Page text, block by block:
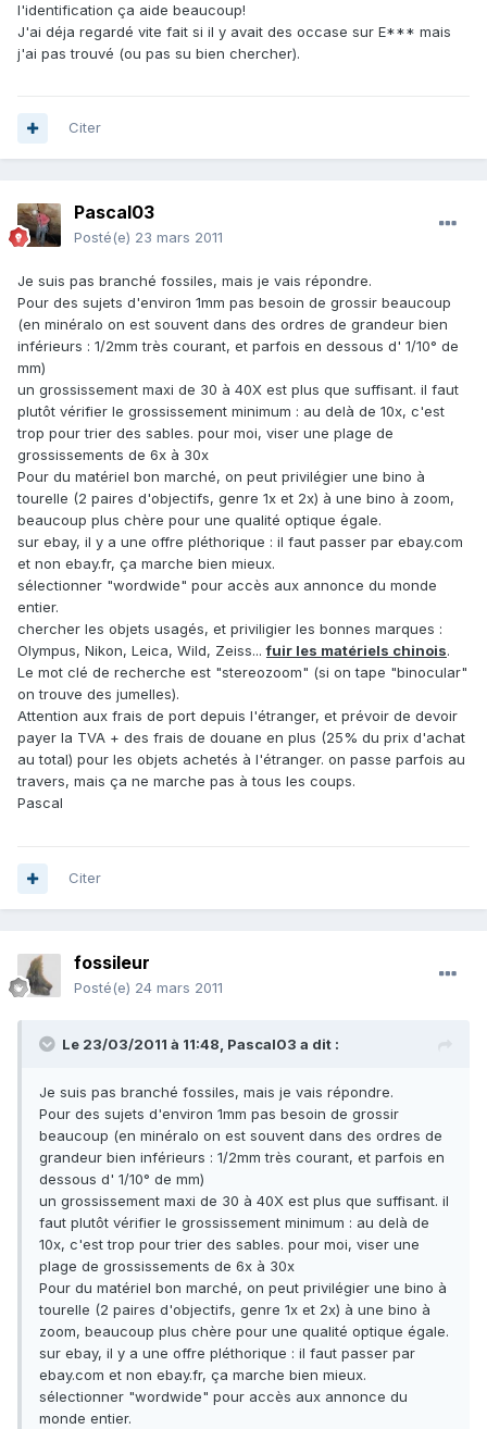
l'identification ça aide beaucoup!
J'ai déja regardé vite fait si il y avait des occase sur E*** mais
j'ai pas trouvé (ou pas su bien chercher).
Citer
Pascal03
Posté(e) 23 mars 2011
Je suis pas branché fossiles, mais je vais répondre.
Pour des sujets d'environ 1mm pas besoin de grossir beaucoup
(en minéralo on est souvent dans des ordres de grandeur bien
inférieurs : 1/2mm très courant, et parfois en dessous d' 1/10° de
mm)
un grossissement maxi de 30 à 40X est plus que suffisant. il faut
plutôt vérifier le grossissement minimum : au delà de 10x, c'est
trop pour trier des sables. pour moi, viser une plage de
grossissements de 6x à 30x
Pour du matériel bon marché, on peut privilégier une bino à
tourelle (2 paires d'objectifs, genre 1x et 2x) à une bino à zoom,
beaucoup plus chère pour une qualité optique égale.
sur ebay, il y a une offre pléthorique : il faut passer par ebay.com
et non ebay.fr, ça marche bien mieux.
sélectionner "wordwide" pour accès aux annonce du monde
entier.
chercher les objets usagés, et priviligier les bonnes marques :
Olympus, Nikon, Leica, Wild, Zeiss...fuir les matériels chinois.
Le mot clé de recherche est "stereozoom" (si on tape "binocular"
on trouve des jumelles).
Attention aux frais de port depuis l'étranger, et prévoir de devoir
payer la TVA + des frais de douane en plus (25% du prix d'achat
au total) pour les objets achetés à l'étranger. on passe parfois au
travers, mais ça ne marche pas à tous les coups.
Pascal
Citer
fossileur
Posté(e) 24 mars 2011
Le 23/03/2011 à 11:48, Pascal03 a dit :
Je suis pas branché fossiles, mais je vais répondre.
Pour des sujets d'environ 1mm pas besoin de grossir
beaucoup (en minéralo on est souvent dans des ordres de
grandeur bien inférieurs : 1/2mm très courant, et parfois en
dessous d' 1/10° de mm)
un grossissement maxi de 30 à 40X est plus que suffisant. il
faut plutôt vérifier le grossissement minimum : au delà de
10x, c'est trop pour trier des sables. pour moi, viser une
plage de grossissements de 6x à 30x
Pour du matériel bon marché, on peut privilégier une bino à
tourelle (2 paires d'objectifs, genre 1x et 2x) à une bino à
zoom, beaucoup plus chère pour une qualité optique égale.
sur ebay, il y a une offre pléthorique : il faut passer par
ebay.com et non ebay.fr, ça marche bien mieux.
sélectionner "wordwide" pour accès aux annonce du
monde entier.